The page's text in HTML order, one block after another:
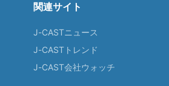
関連サイト
J-CASTニュース
J-CASTトレンド
J-CAST会社ウォッチ